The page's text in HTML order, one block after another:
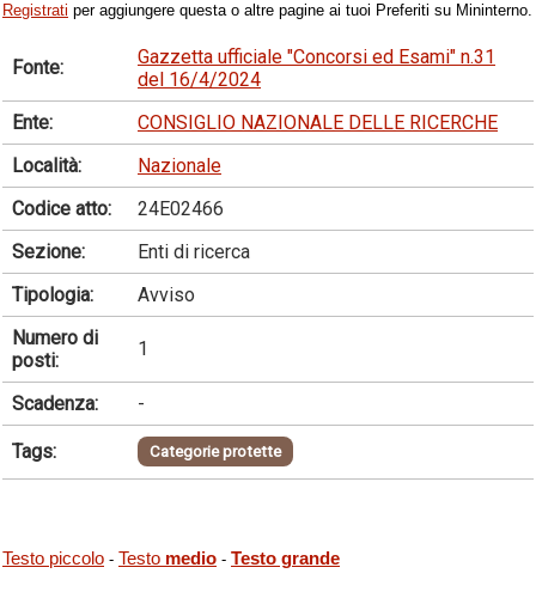
Registrati per aggiungere questa o altre pagine ai tuoi Preferiti su Mininterno.
Fonte:
Gazzetta ufficiale "Concorsi ed Esami" n.31
del 16/4/2024
Ente:
CONSIGLIO NAZIONALE DELLE RICERCHE
Località:
Nazionale
Codice atto:
24E02466
Sezione:
Enti di ricerca
Tipologia:
Avviso
Numero di
posti:
1
Scadenza: -
Tags: Categorie protette
Testo piccolo - Testo medio - Testo grande